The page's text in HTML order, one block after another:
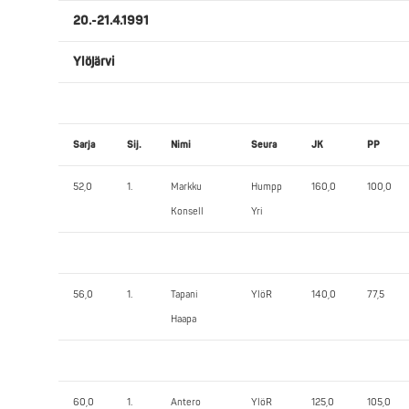
20.-21.4.1991
Ylöjärvi
Sarja Sij. Nimi Seura JK PP
52,0 1. Markku
Konsell
Humpp
Yri
160,0 100,0
56,0 1. Tapani
Haapa
YlöR 140,0 77,5
60,0 1. Antero YlöR 125,0 105,0